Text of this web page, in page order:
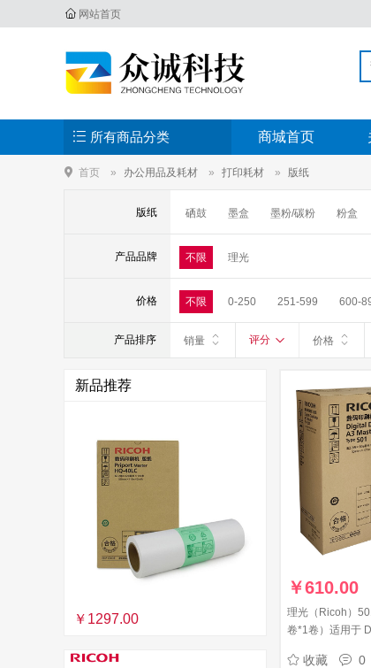
网站首页
所有商品分类 商城首页
首页 办公用品及耗材 打印耗材 版纸
版纸 硒鼓 墨盒 墨粉/碳粉 粉盒
产品品牌 不限 理光
价格 不限 0-250 251-599 600-
产品排序 销量 评分 价格
新品推荐
￥1297.00
￥610.00
理光（Ricoh）
卷*1卷）适用于
收藏 0